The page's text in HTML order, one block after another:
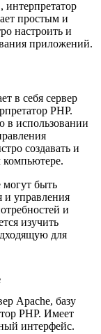
интерпретатор
простым и
настроить и
приложений.
в себя сервер
PHP.
в использовании
создавать и
компьютере.
быть
и управления
и
изучить
для
Apache, базу
PHP. Имеет
интерфейс.